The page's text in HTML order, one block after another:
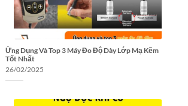
Ứng Dụng Và Top 3 Máy Đo Độ Dày Lớp Mạ Kẽm
Tốt Nhất
26/02/2025